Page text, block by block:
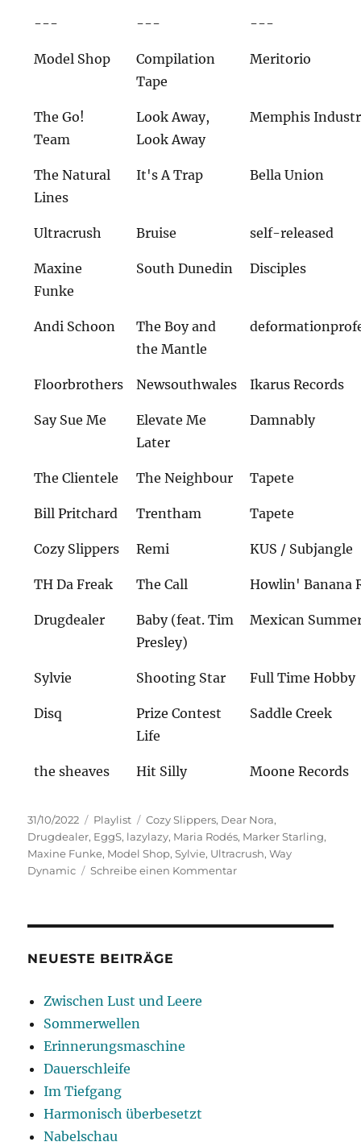
--- --- ---
Model Shop
Compilation
Tape
Meritorio
The Go!
Team
Look Away,
Look Away
Memphis
The Natural
Lines
It's A Trap Bella Union
Ultracrush Bruise self-released
Maxine
Funke
South Dunedin Disciples
Andi Schoon
The Boy and
the Mantle
Floorbrothers Newsouthwales Ikarus Records
Say Sue Me
Elevate Me
Later
Damnably
The Clientele The Neighbour Tapete
Bill Pritchard Trentham Tapete
Cozy Slippers Remi KUS / Subjangle
TH Da Freak The Call Howlin' Banana
Drugdealer
Baby (feat. Tim
Presley)
Mexican
Sylvie Shooting Star Full Time Hobby
Disq
Prize Contest
Life
Saddle Creek
the sheaves Hit Silly Moone Records
Veröffentlicht
am
31/10/2022 Kategorien
Playlist Schlagwörter
Cozy Slippers, Dear Nora,
Drugdealer, EggS, lazylazy, Maria Rodés, Marker Starling,
Maxine Funke, Model Shop,Sylvie, Ultracrush,Way
Dynamic
Schreibe einen Kommentarzu
NEUESTE BEITRÄGE
Zwischen Lust und Leere
Sommerwellen
Erinnerungsmaschine
Dauerschleife
Im Tiefgang
Harmonisch überbesetzt
Nabelschau